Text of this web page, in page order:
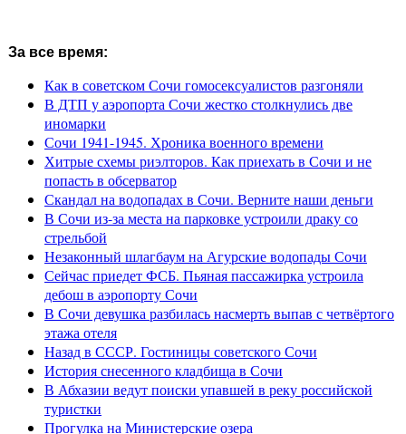
За все время:
Как в советском Сочи гомосексуалистов разгоняли
В ДТП у аэропорта Сочи жестко столкнулись две
иномарки
Сочи 1941-1945. Хроника военного времени
Хитрые схемы риэлторов. Как приехать в Сочи и не
попасть в обсерватор
Скандал на водопадах в Сочи. Верните наши деньги
В Сочи из-за места на парковке устроили драку со
стрельбой
Незаконный шлагбаум на Агурские водопады Сочи
Сейчас приедет ФСБ. Пьяная пассажирка устроила
дебош в аэропорту Сочи
В Сочи девушка разбилась насмерть выпав с четвёртого
этажа отеля
Назад в СССР. Гостиницы советского Сочи
История снесенного кладбища в Сочи
В Абхазии ведут поиски упавшей в реку российской
туристки
Прогулка на Министерские озера